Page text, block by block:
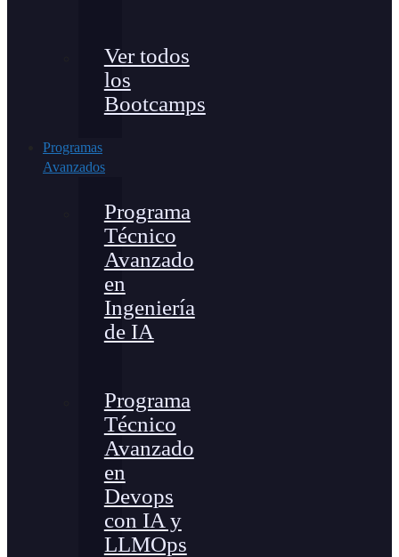
Ver todos
los
Bootcamps
Programas
Avanzados
Programa
Técnico
Avanzado
en
Ingeniería
de IA
Programa
Técnico
Avanzado
en
Devops
con IA y
LLMOps